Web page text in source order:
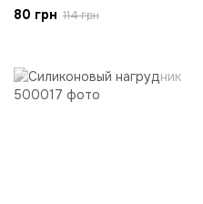
80 грн 114 грн